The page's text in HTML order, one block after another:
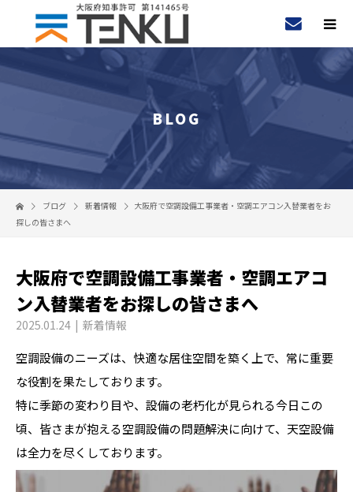
BLOG
ブログ 新着情報
大阪府で空調設備工事業者・空調エアコン入替業者をお
探しの皆さまへ
大阪府で空調設備工事業者・空調エアコ
ン入替業者をお探しの皆さまへ
2025.01.24 新着情報
空調設備のニーズは、快適な居住空間を築く上で、常に重要
な役割を果たしております。
特に季節の変わり目や、設備の老朽化が見られる今日この
頃、皆さまが抱える空調設備の問題解決に向けて、天空設備
は全力を尽くしております。